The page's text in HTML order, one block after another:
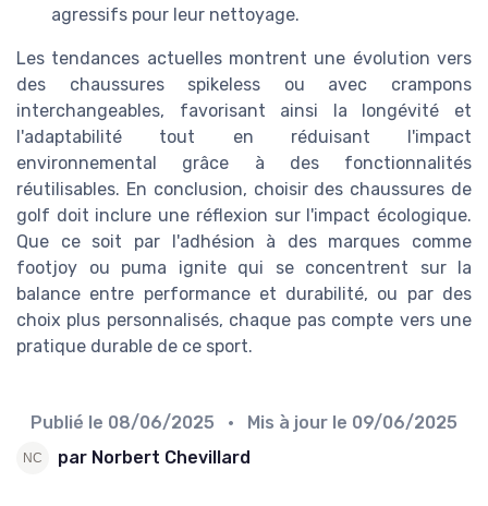
agressifs pour leur nettoyage.
Les tendances actuelles montrent une évolution vers
des chaussures spikeless ou avec crampons
interchangeables, favorisant ainsi la longévité et
l'adaptabilité tout en réduisant l'impact
environnemental grâce à des fonctionnalités
réutilisables. En conclusion, choisir des chaussures de
golf doit inclure une réflexion sur l'impact écologique.
Que ce soit par l'adhésion à des marques comme
footjoy ou puma ignite qui se concentrent sur la
balance entre performance et durabilité, ou par des
choix plus personnalisés, chaque pas compte vers une
pratique durable de ce sport.
Publié le 08/06/2025 • Mis à jour le 09/06/2025
par Norbert Chevillard